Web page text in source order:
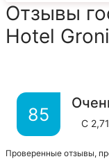
Отзывы
Hotel
85 С
Проверенные отзывы,